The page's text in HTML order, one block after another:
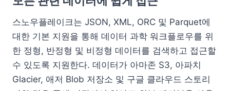
스노우플레이크는 JSON, XML, ORC 및 Parquet에
대한 기본 지원을 통해 데이터 과학 워크플로우를 위
한 정형, 반정형 및 비정형 데이터를 검색하고 접근할
수 있도록 지원한다. 데이터가 아마존 S3, 아파치
Glacier, 애저 Blob 저장소 및 구글 클라우드 스토리